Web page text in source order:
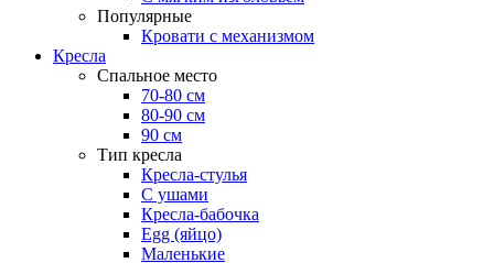
Популярные
Кровати с механизмом
Кресла
Спальное место
70-80 см
80-90 см
90 см
Тип кресла
Кресла-стулья
С ушами
Кресла-бабочка
Egg (яйцо)
Маленькие